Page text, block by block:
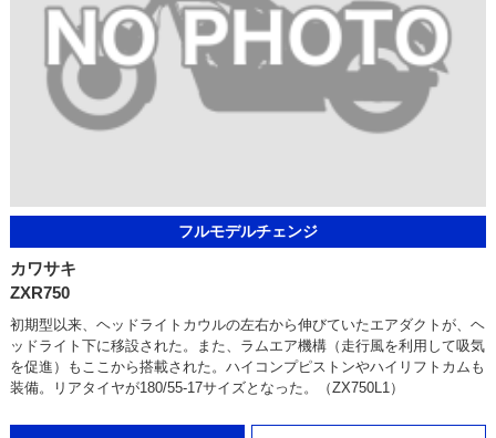
フルモデルチェンジ
カワサキ
ZXR750
初期型以来、ヘッドライトカウルの左右から伸びていたエアダクトが、ヘ
ッドライト下に移設された。また、ラムエア機構（走行風を利用して吸気
を促進）もここから搭載された。ハイコンプピストンやハイリフトカムも
装備。リアタイヤが180/55-17サイズとなった。（ZX750L1）